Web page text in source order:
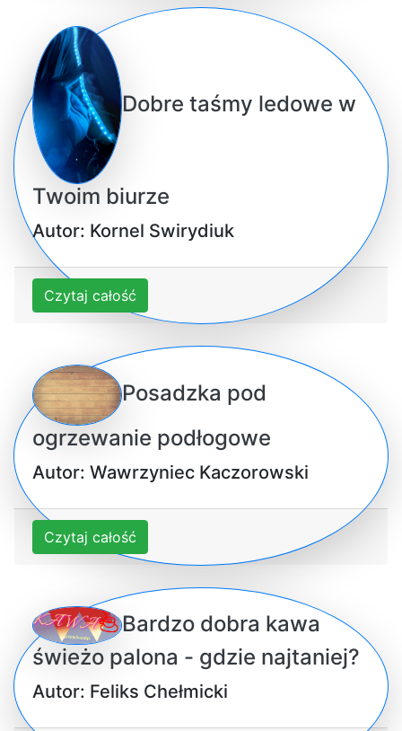
Dobre taśmy ledowe w
Twoim biurze
Autor: Kornel Swirydiuk
Czytaj całość
Posadzka pod
ogrzewanie podłogowe
Autor: Wawrzyniec Kaczorowski
Czytaj całość
Bardzo dobra kawa
świeżo palona - gdzie najtaniej?
Autor: Feliks Chełmicki